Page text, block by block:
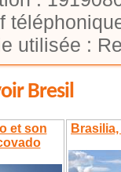
utilisée :
Bresil
et son